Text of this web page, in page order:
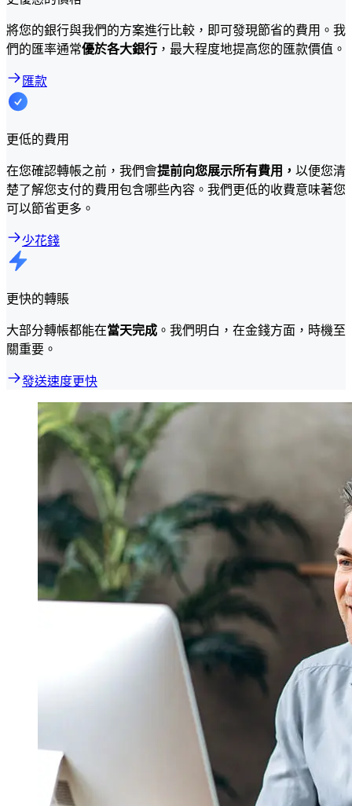
將您的銀行與我們的方案進行比較，即可發現節省的費用。我
們的匯率通常優於各大銀行 ，最大程度地提高您的匯款價值。
匯款
更低的費用
在您確認轉帳之前，我們會提前向您展示所有費用， 以便您清
楚了解您支付的費用包含哪些內容。我們更低的收費意味著您
可以節省更多。
少花錢
更快的轉賬
大部分轉帳都能在當天完成 。我們明白，在金錢方面，時機至
關重要。
發送速度更快